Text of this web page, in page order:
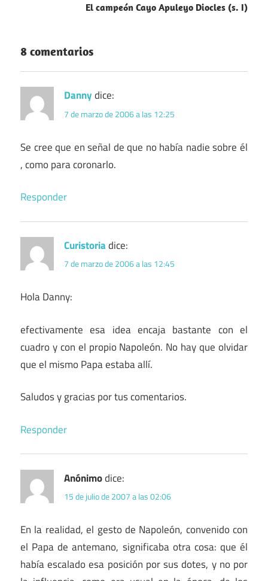
El campeón Cayo Apuleyo Diocles (s. I)
8 comentarios
Dannydice:
7 de marzo de 2006 a las 12:25
Se cree que en señal de que no había nadie sobre él
, como para coronarlo.
Responder
Curistoriadice:
7 de marzo de 2006 a las 12:45
Hola Danny:
efectivamente esa idea encaja bastante con el
cuadro y con el propio Napoleón. No hay que olvidar
que el mismo Papa estaba allí.
Saludos y gracias por tus comentarios.
Responder
Anónimodice:
15 de julio de 2007 a las 02:06
En la realidad, el gesto de Napoleón, convenido con
el Papa de antemano, significaba otra cosa: que él
había escalado esa posición por sus dotes, y no por